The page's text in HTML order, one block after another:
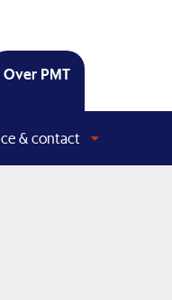
Over PMT
& contact